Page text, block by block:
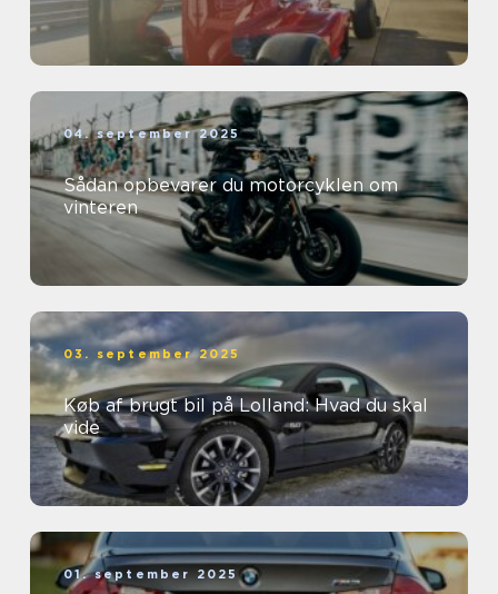
04. september 2025
Sådan opbevarer du motorcyklen om
vinteren
03. september 2025
Køb af brugt bil på Lolland: Hvad du skal
vide
01. september 2025